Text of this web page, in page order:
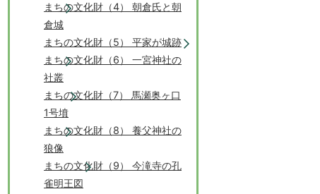
まちの文化財（4） 朝倉氏と朝
倉城
まちの文化財（5） 平家が城跡
まちの文化財（6） 一宮神社の
社叢
まちの文化財（7） 馬瀬奥ヶ口
1号墳
まちの文化財（8） 養父神社の
狼像
まちの文化財（9） 今滝寺の孔
雀明王図